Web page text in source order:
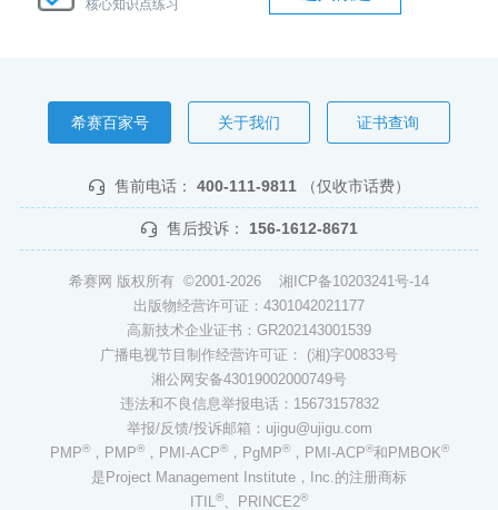
核心知识点练习
希赛百家号 关于我们 证书查询
售前电话： 400-111-9811 （仅收市话费）
售后投诉： 156-1612-8671
希赛网 版权所有 ©2001-2026 湘ICP备10203241号-14
出版物经营许可证：4301042021177
高新技术企业证书：GR202143001539
广播电视节目制作经营许可证： (湘)字00833号
湘公网安备43019002000749号
违法和不良信息举报电话：15673157832
举报/反馈/投诉邮箱：ujigu@ujigu.com
PMP®，PMP®，PMI-ACP®，PgMP®，PMI-ACP®和PMBOK®
是Project Management Institute，Inc.的注册商标
ITIL®、PRINCE2®